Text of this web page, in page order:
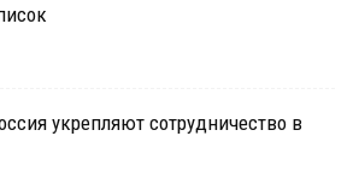
укрепляют сотрудничество в